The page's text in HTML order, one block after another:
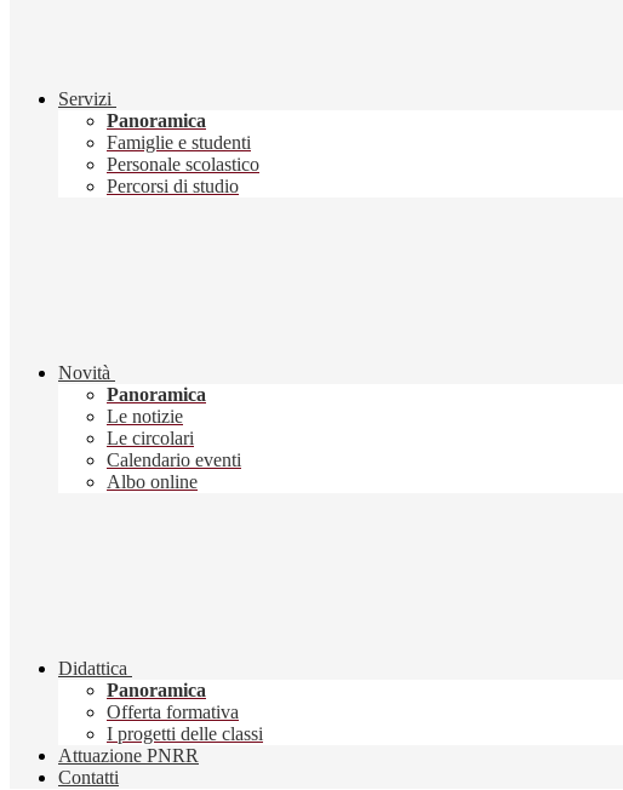
Servizi
Panoramica
Famiglie e studenti
Personale scolastico
Percorsi di studio
Novità
Panoramica
Le notizie
Le circolari
Calendario eventi
Albo online
Didattica
Panoramica
Offerta formativa
I progetti delle classi
Attuazione PNRR
Contatti